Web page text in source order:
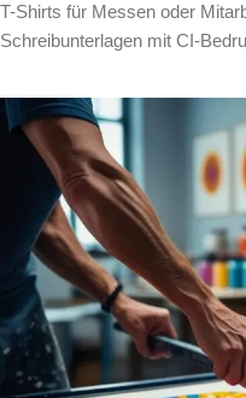
T-Shirts für Messen oder
Schreibunterlagen mit CI-